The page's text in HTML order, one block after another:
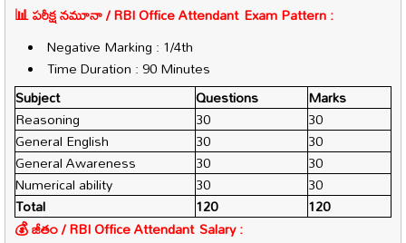
📊 పరీక్ష నమూనా /RBI Office AttendantExam Pattern :
Negative Marking : 1/4th
Time Duration : 90 Minutes
Subject
Questions
Marks
Reasoning
30
30
General English
30
30
General Awareness
30
30
Numerical ability
30
30
Total
120
120
💰 జీతం /RBI Office Attendant Salary :